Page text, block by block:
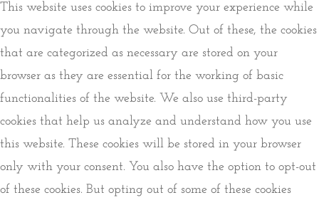
This website uses cookies to improve your experience while
you navigate through the website. Out of these, the cookies
that are categorized as necessary are stored on your
browser as they are essential for the working of basic
functionalities of the website. We also use third-party
cookies that help us analyze and understand how you use
this website. These cookies will be stored in your browser
only with your consent. You also have the option to opt-out
of these cookies. But opting out of some of these cookies